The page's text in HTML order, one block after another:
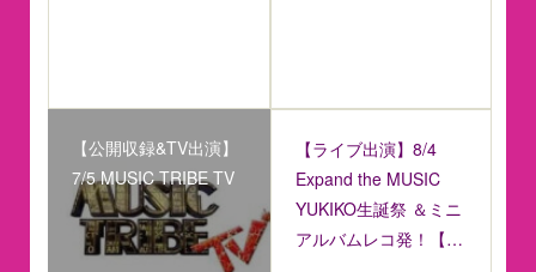
【公開収録&TV出演】
7/5 MUSIC TRIBE TV
【ライブ出演】8/4
Expand the MUSIC
YUKIKO生誕祭 ＆ミニ
アルバムレコ発！【…